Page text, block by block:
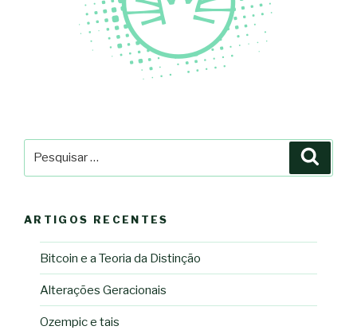
ARTIGOS RECENTES
Bitcoin e a Teoria da Distinção
Alterações Geracionais
Ozempic e tais